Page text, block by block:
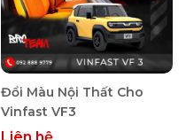
Đổi Màu Nội Thất Cho
Vinfast VF3